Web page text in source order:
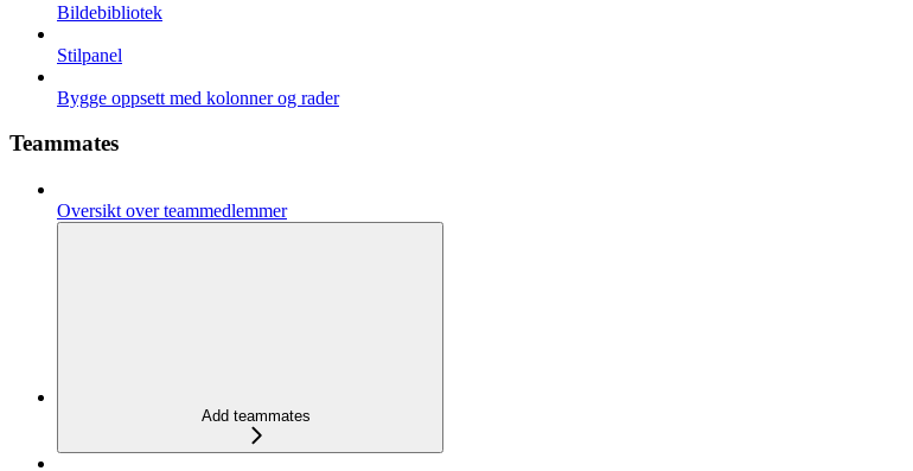
Bildebibliotek
Stilpanel
Bygge oppsett med kolonner og rader
Teammates
Oversikt over teammedlemmer
Add teammates